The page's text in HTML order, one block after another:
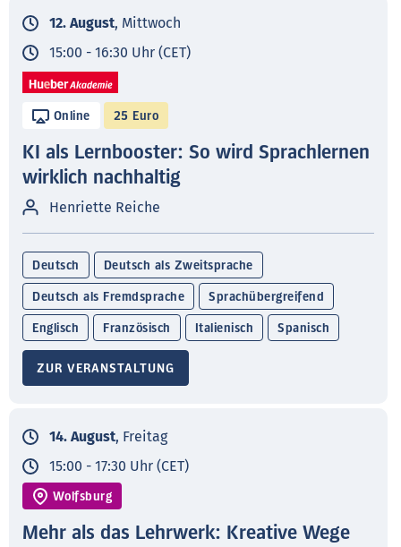
12. August, Mittwoch
15:00 - 16:30 Uhr (CET)
Online 25 Euro
KI als Lernbooster: So wird Sprachlernen
wirklich nachhaltig
Henriette Reiche
Deutsch Deutsch als Zweitsprache
Deutsch als Fremdsprache Sprachübergreifend
Englisch Französisch Italienisch Spanisch
ZUR VERANSTALTUNG
14. August, Freitag
15:00 - 17:30 Uhr (CET)
Wolfsburg
Mehr als das Lehrwerk: Kreative Wege